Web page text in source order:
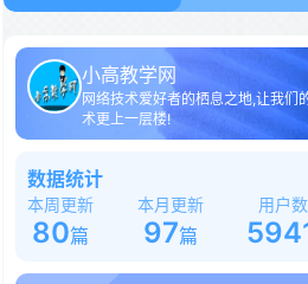
小高教学网
网络技术爱好者的栖息之地,让我们
术更上一层楼!
数据统计
本周更新
80篇
本月更新
97篇
用户